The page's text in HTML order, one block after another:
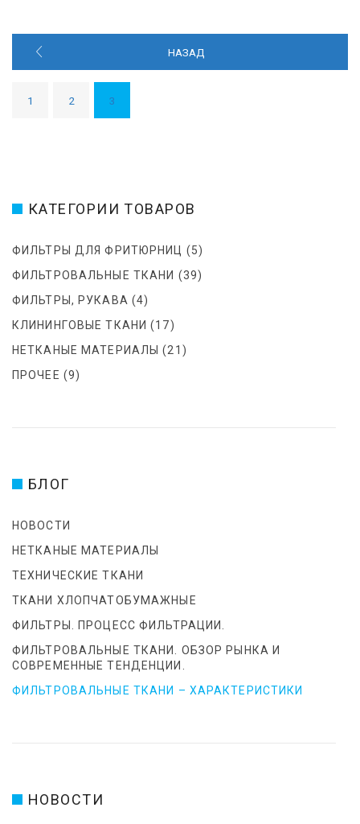
Я
П
З
А
П
С
Я
М
НАЗАД
1 2 3
КАТЕГОРИИ ТОВАРОВ
ФИЛЬТРЫ ДЛЯ ФРИТЮРНИЦ (5)
ФИЛЬТРОВАЛЬНЫЕ ТКАНИ (39)
ФИЛЬТРЫ, РУКАВА (4)
КЛИНИНГОВЫЕ ТКАНИ (17)
НЕТКАНЫЕ МАТЕРИАЛЫ (21)
ПРОЧЕЕ (9)
БЛОГ
НОВОСТИ
НЕТКАНЫЕ МАТЕРИАЛЫ
ТЕХНИЧЕСКИЕ ТКАНИ
ТКАНИ ХЛОПЧАТОБУМАЖНЫЕ
ФИЛЬТРЫ. ПРОЦЕСС ФИЛЬТРАЦИИ.
ФИЛЬТРОВАЛЬНЫЕ ТКАНИ. ОБЗОР РЫНКА И
СОВРЕМЕННЫЕ ТЕНДЕНЦИИ.
ФИЛЬТРОВАЛЬНЫЕ ТКАНИ – ХАРАКТЕРИСТИКИ
НОВОСТИ